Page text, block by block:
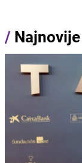
/ Najnovije